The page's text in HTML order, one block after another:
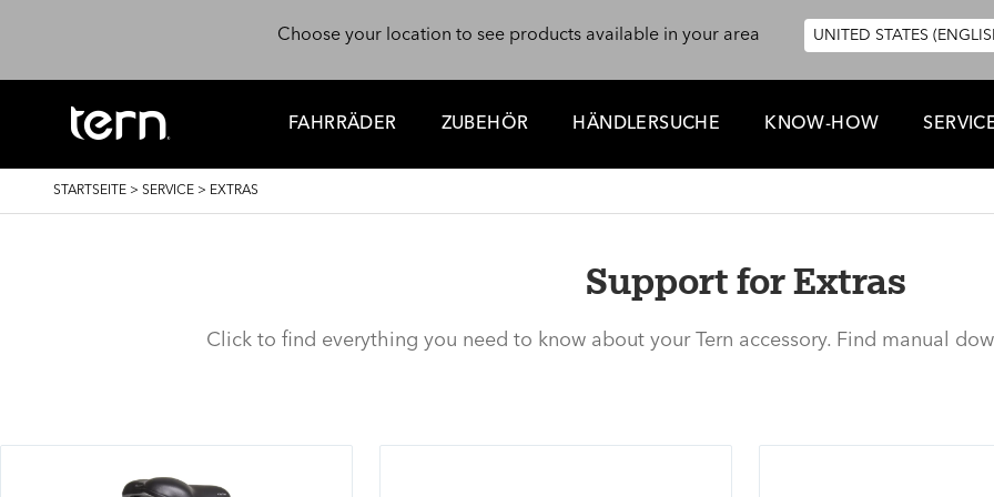
Choose your location to see products available in your area
UNITED STATES
FAHRRÄDER ZUBEHÖR HÄNDLERSUCHE KNOW-HOW
PFADNAVIGATION
STARTSEITE > SERVICE > EXTRAS
Support for Extras
Click to find everything you need to know about your Tern accessory. Find manual